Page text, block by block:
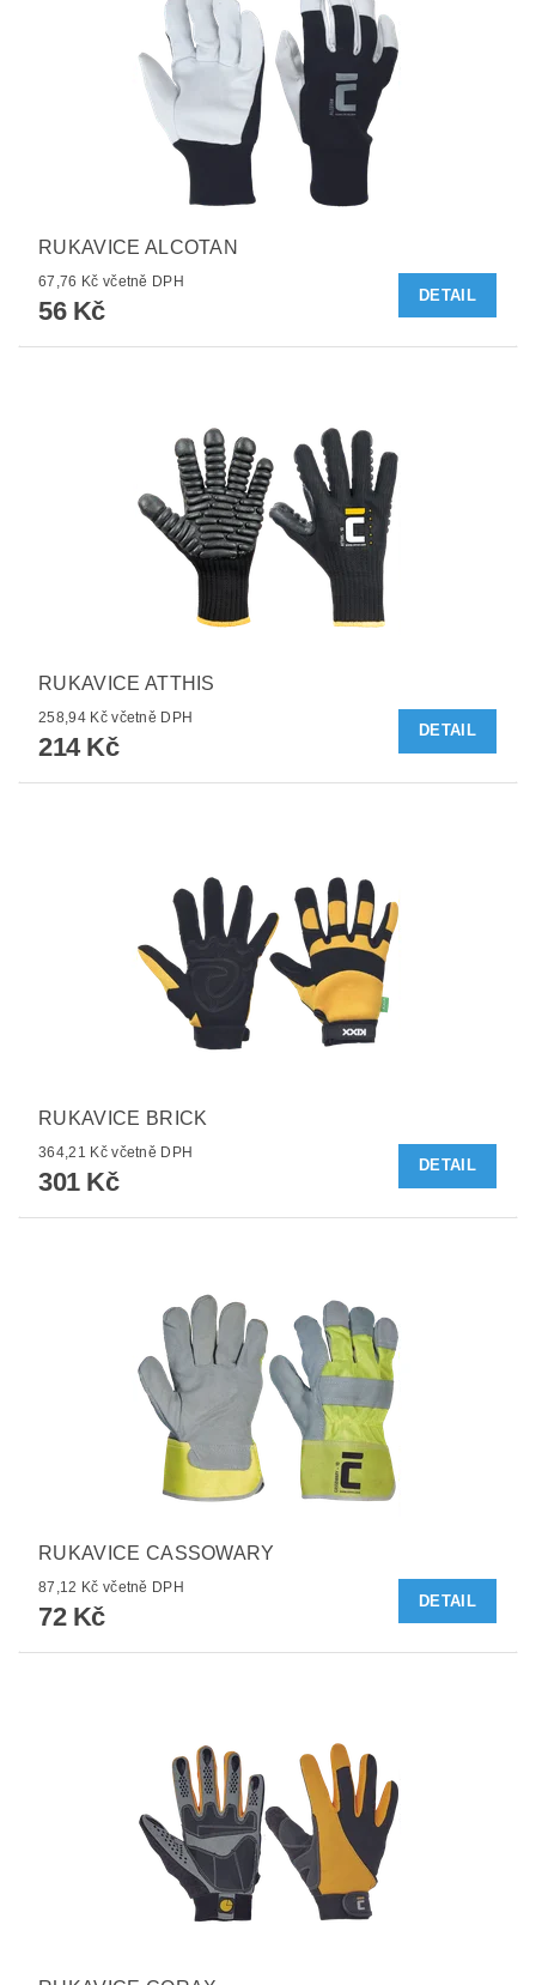
RUKAVICE ALCOTAN
67,76 Kč včetně DPH
56 Kč
DETAIL
RUKAVICE ATTHIS
258,94 Kč včetně DPH
214 Kč
DETAIL
RUKAVICE BRICK
364,21 Kč včetně DPH
301 Kč
DETAIL
RUKAVICE CASSOWARY
87,12 Kč včetně DPH
72 Kč
DETAIL